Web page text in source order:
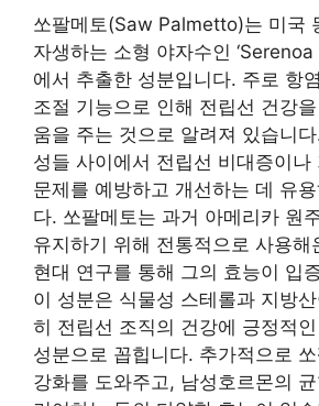
쏘팔메토(Saw Palmetto)는 미국
자생하는 소형 야자수인 ‘Serenoa
에서 추출한 성분입니다. 주로 항
조절 기능으로 인해 전립선 건강
움을 주는 것으로 알려져 있습니
성들 사이에서 전립선 비대증이나
문제를 예방하고 개선하는 데 유
다. 쏘팔메토는 과거 아메리카 원
유지하기 위해 전통적으로 사용해
현대 연구를 통해 그의 효능이 입
이 성분은 식물성 스테롤과 지방
히 전립선 조직의 건강에 긍정적
성분으로 꼽힙니다. 추가적으로
강화를 도와주고, 남성호르몬의